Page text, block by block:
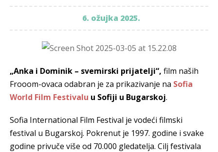
6. ožujka 2025.
„Anka i Dominik – svemirski prijatelji“, film naših
Frooom-ovaca odabran je za prikazivanje na Sofia
World Film Festivalu u Sofiji u Bugarskoj.
Sofia International Film Festival je vodeći filmski
festival u Bugarskoj. Pokrenut je 1997. godine i svake
godine privuče više od 70.000 gledatelja. Cilj festivala